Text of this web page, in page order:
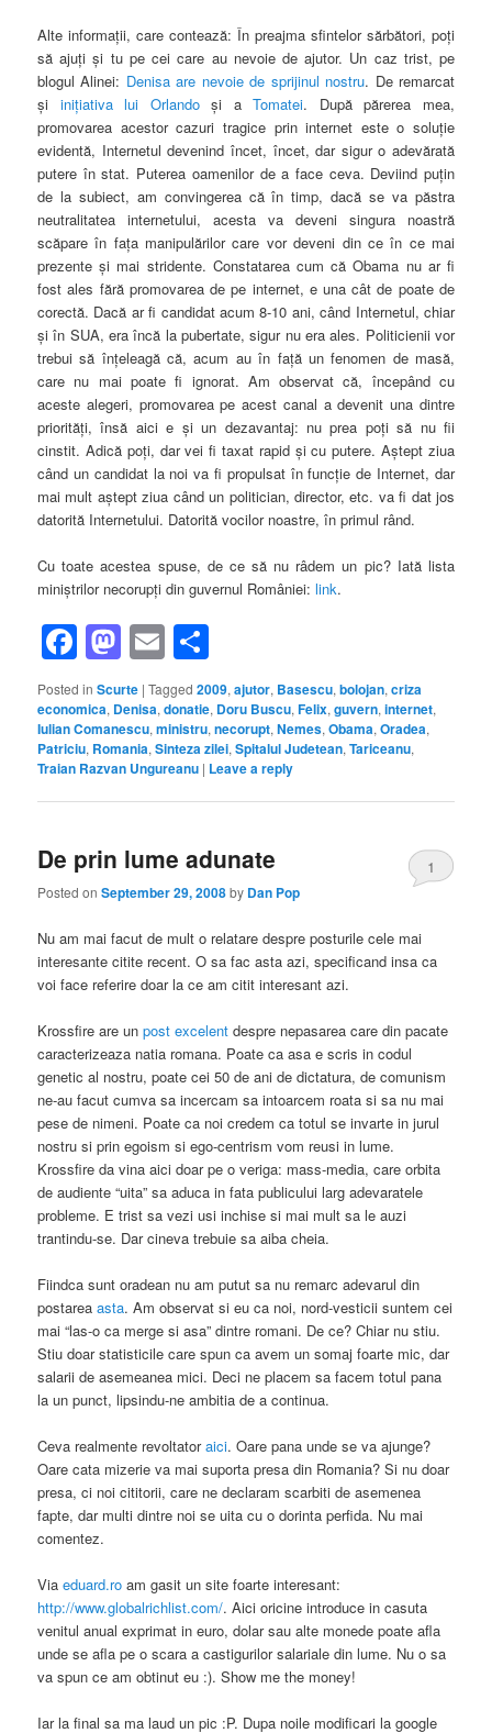
Alte informaţii, care contează: În preajma sfintelor sărbători, poţi
să ajuţi şi tu pe cei care au nevoie de ajutor. Un caz trist, pe
blogul Alinei: Denisa are nevoie de sprijinul nostru. De remarcat
şi iniţiativa lui Orlandoşi aTomatei. După părerea mea,
promovarea acestor cazuri tragice prin internet este o soluţie
evidentă, Internetul devenind încet, încet, dar sigur o adevărată
putere în stat. Puterea oamenilor de a face ceva. Deviind puţin
de la subiect, am convingerea că în timp, dacă se va păstra
neutralitatea internetului, acesta va deveni singura noastră
scăpare în faţa manipulărilor care vor deveni din ce în ce mai
prezente şi mai stridente. Constatarea cum că Obama nu ar fi
fost ales fără promovarea de pe internet, e una cât de poate de
corectă. Dacă ar fi candidat acum 8-10 ani, când Internetul, chiar
şi în SUA, era încă la pubertate, sigur nu era ales. Politicienii vor
trebui să înţeleagă că, acum au în faţă un fenomen de masă,
care nu mai poate fi ignorat. Am observat că, începând cu
aceste alegeri, promovarea pe acest canal a devenit una dintre
priorităţi, însă aici e şi un dezavantaj: nu prea poţi să nu fii
cinstit. Adică poţi, dar vei fi taxat rapid şi cu putere. Aştept ziua
când un candidat la noi va fi propulsat în funcţie de Internet, dar
mai mult aştept ziua când un politician, director, etc. va fi dat jos
datorită Internetului. Datorită vocilor noastre, în primul rând.
Cu toate acestea spuse, de ce să nu râdem un pic? Iată lista
miniştrilor necorupţi din guvernul României:link.
Facebook
Mastodon
Email
Posted in Scurte |Tagged 2009,ajutor, Basescu,bolojan,criza
economica, Denisa,donatie, Doru Buscu,Felix,guvern,internet,
Iulian Comanescu,ministru,necorupt,Nemes,Obama,Oradea,
Patriciu, Romania,Sinteza zilei,Spitalul Judetean,Tariceanu,
Traian Razvan Ungureanu | Leave a reply
De prin lume adunate
Posted onSeptember 29, 2008by Dan Pop
1
Nu am mai facut de mult o relatare despre posturile cele mai
interesante citite recent. O sa fac asta azi, specificand insa ca
voi face referire doar la ce am citit interesant azi.
Krossfire are unpost excelent despre nepasarea care din pacate
caracterizeaza natia romana. Poate ca asa e scris in codul
genetic al nostru, poate cei 50 de ani de dictatura, de comunism
ne-au facut cumva sa incercam sa intoarcem roata si sa nu mai
pese de nimeni. Poate ca noi credem ca totul se invarte in jurul
nostru si prin egoism si ego-centrism vom reusi in lume.
Krossfire da vina aici doar pe o veriga: mass-media, care orbita
de audiente “uita” sa aduca in fata publicului larg adevaratele
probleme. E trist sa vezi usi inchise si mai mult sa le auzi
trantindu-se. Dar cineva trebuie sa aiba cheia.
Fiindca sunt oradean nu am putut sa nu remarc adevarul din
postareaasta. Am observat si eu ca noi, nord-vesticii suntem cei
mai “las-o ca merge si asa” dintre romani. De ce? Chiar nu stiu.
Stiu doar statisticile care spun ca avem un somaj foarte mic, dar
salarii de asemeanea mici. Deci ne placem sa facem totul pana
la un punct, lipsindu-ne ambitia de a continua.
Ceva realmente revoltatoraici. Oare pana unde se va ajunge?
Oare cata mizerie va mai suporta presa din Romania? Si nu doar
presa, ci noi cititorii, care ne declaram scarbiti de asemenea
fapte, dar multi dintre noi se uita cu o dorinta perfida. Nu mai
comentez.
Viaeduard.ro am gasit un site foarte interesant:
http://www.globalrichlist.com/. Aici oricine introduce in casuta
venitul anual exprimat in euro, dolar sau alte monede poate afla
unde se afla pe o scara a castigurilor salariale din lume. Nu o sa
va spun ce am obtinut eu :). Show me the money!
Iar la final sa ma laud un pic :P. Dupa noile modificari la google